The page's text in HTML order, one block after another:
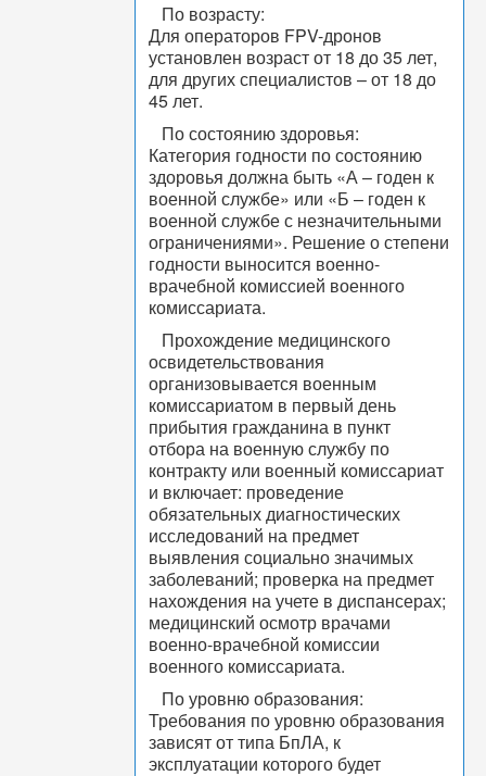
По возрасту:
Для операторов FPV-дронов
установлен возраст от 18 до 35 лет,
для других специалистов – от 18 до
45 лет.
По состоянию здоровья:
Категория годности по состоянию
здоровья должна быть «А – годен к
военной службе» или «Б – годен к
военной службе с незначительными
ограничениями». Решение о степени
годности выносится военно-
врачебной комиссией военного
комиссариата.
Прохождение медицинского
освидетельствования
организовывается военным
комиссариатом в первый день
прибытия гражданина в пункт
отбора на военную службу по
контракту или военный комиссариат
и включает: проведение
обязательных диагностических
исследований на предмет
выявления социально значимых
заболеваний; проверка на предмет
нахождения на учете в диспансерах;
медицинский осмотр врачами
военно-врачебной комиссии
военного комиссариата.
По уровню образования:
Требования по уровню образования
зависят от типа БпЛА, к
эксплуатации которого будет